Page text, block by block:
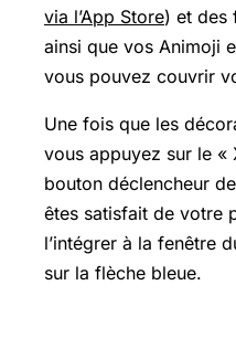
via l’App Store) et des
ainsi que vos Animoji
vous pouvez couvrir
Une fois que les
vous appuyez sur le «
bouton déclencheur
êtes satisfait de votre
l’intégrer à la fenêtre
sur la flèche bleue.